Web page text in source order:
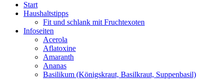
Start
Haushaltstipps
Fit und schlank mit Fruchtexoten
Infoseiten
Acerola
Aflatoxine
Amaranth
Ananas
Basilikum (Königskraut, Basilkraut, Suppenbasil)